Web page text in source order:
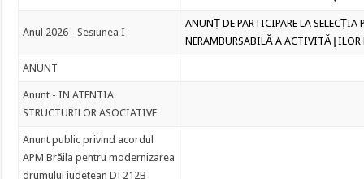
Anul 2026 - Sesiunea I
ANUNȚ DE PARTICIPARE LA
NERAMBURSABILĂ A ACTIVITĂŢILOR
ANUNT
Anunt - IN ATENTIA
STRUCTURILOR ASOCIATIVE
Anunt public privind acordul
APM Brăila pentru modernizarea
drumului judetean DJ 212B